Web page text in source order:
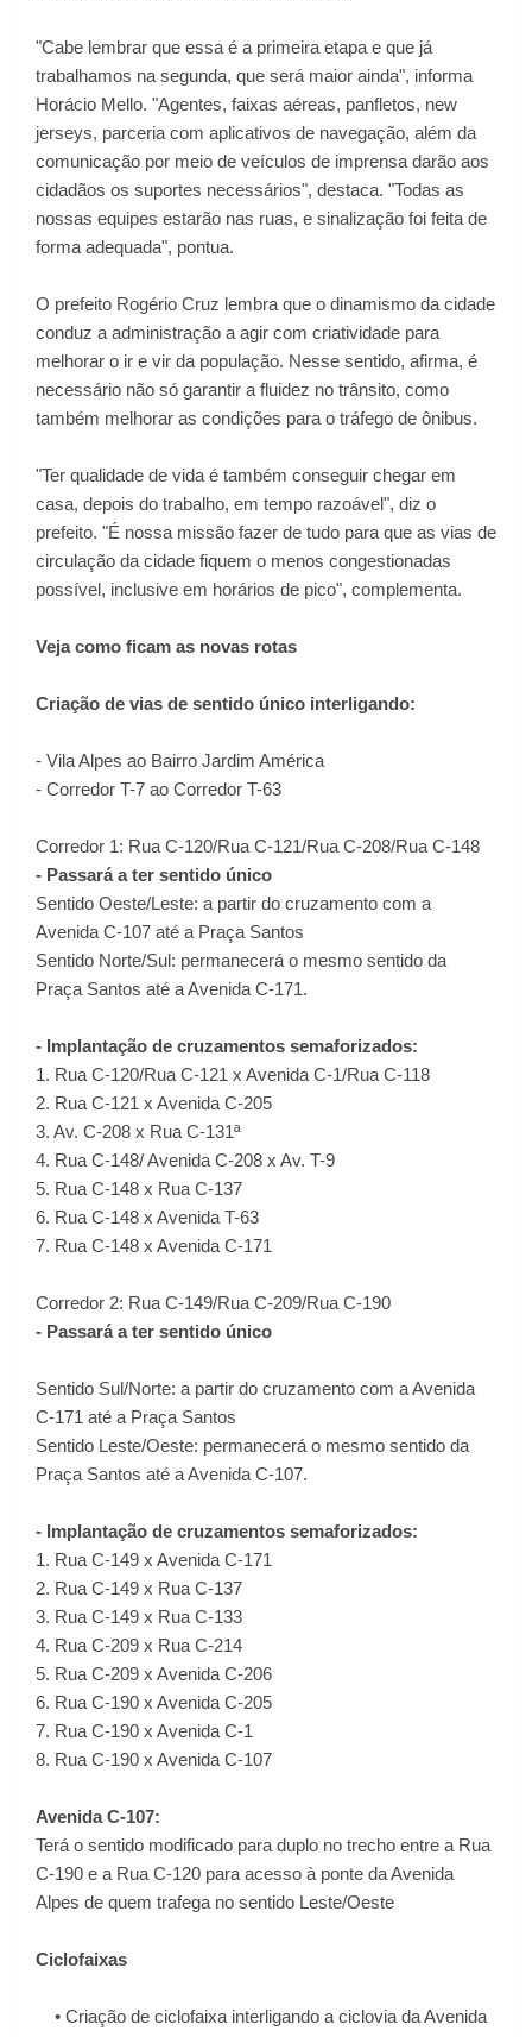
"Cabe lembrar que essa é a primeira etapa e que já
trabalhamos na segunda, que será maior ainda", informa
Horácio Mello. "Agentes, faixas aéreas, panfletos, new
jerseys, parceria com aplicativos de navegação, além da
comunicação por meio de veículos de imprensa darão aos
cidadãos os suportes necessários", destaca. "Todas as
nossas equipes estarão nas ruas, e sinalização foi feita de
forma adequada", pontua.
O prefeito Rogério Cruz lembra que o dinamismo da cidade
conduz a administração a agir com criatividade para
melhorar o ir e vir da população. Nesse sentido, afirma, é
necessário não só garantir a fluidez no trânsito, como
também melhorar as condições para o tráfego de ônibus.
"Ter qualidade de vida é também conseguir chegar em
casa, depois do trabalho, em tempo razoável", diz o
prefeito. "É nossa missão fazer de tudo para que as vias de
circulação da cidade fiquem o menos congestionadas
possível, inclusive em horários de pico", complementa.
Veja como ficam as novas rotas
Criação de vias de sentido único interligando:
- Vila Alpes ao Bairro Jardim América
- Corredor T-7 ao Corredor T-63
Corredor 1: Rua C-120/Rua C-121/Rua C-208/Rua C-148
- Passará a ter sentido único
Sentido Oeste/Leste: a partir do cruzamento com a
Avenida C-107 até a Praça Santos
Sentido Norte/Sul: permanecerá o mesmo sentido da
Praça Santos até a Avenida C-171.
- Implantação de cruzamentos semaforizados:
1. Rua C-120/Rua C-121 x Avenida C-1/Rua C-118
2. Rua C-121 x Avenida C-205
3. Av. C-208 x Rua C-131ª
4. Rua C-148/ Avenida C-208 x Av. T-9
5. Rua C-148 x Rua C-137
6. Rua C-148 x Avenida T-63
7. Rua C-148 x Avenida C-171
Corredor 2: Rua C-149/Rua C-209/Rua C-190
- Passará a ter sentido único
Sentido Sul/Norte: a partir do cruzamento com a Avenida
C-171 até a Praça Santos
Sentido Leste/Oeste: permanecerá o mesmo sentido da
Praça Santos até a Avenida C-107.
- Implantação de cruzamentos semaforizados:
1. Rua C-149 x Avenida C-171
2. Rua C-149 x Rua C-137
3. Rua C-149 x Rua C-133
4. Rua C-209 x Rua C-214
5. Rua C-209 x Avenida C-206
6. Rua C-190 x Avenida C-205
7. Rua C-190 x Avenida C-1
8. Rua C-190 x Avenida C-107
Avenida C-107:
Terá o sentido modificado para duplo no trecho entre a Rua
C-190 e a Rua C-120 para acesso à ponte da Avenida
Alpes de quem trafega no sentido Leste/Oeste
Ciclofaixas
• Criação de ciclofaixa interligando a ciclovia da Avenida